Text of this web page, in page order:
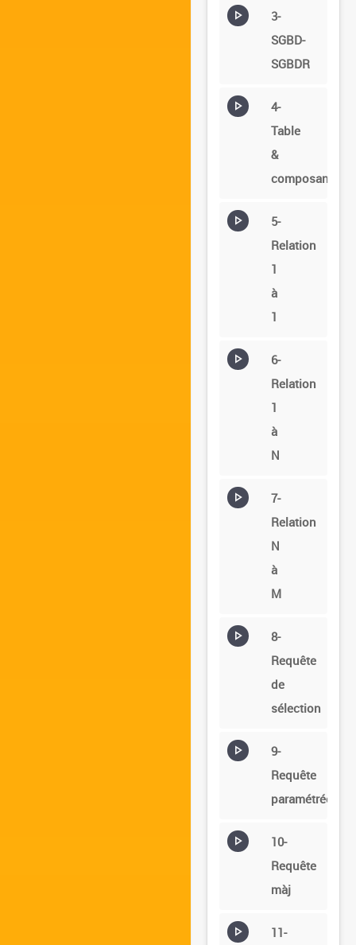
3-
SGBD-
SGBDR
4-
Table
&
composants
5-
Relation
1
à
1
6-
Relation
1
à
N
7-
Relation
N
à
M
8-
Requête
de
sélection
9-
Requête
paramétrée
10-
Requête
màj
11-